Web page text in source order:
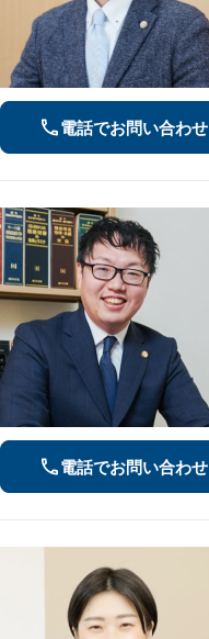
電話でお問い合わせ
電話でお問い合わせ